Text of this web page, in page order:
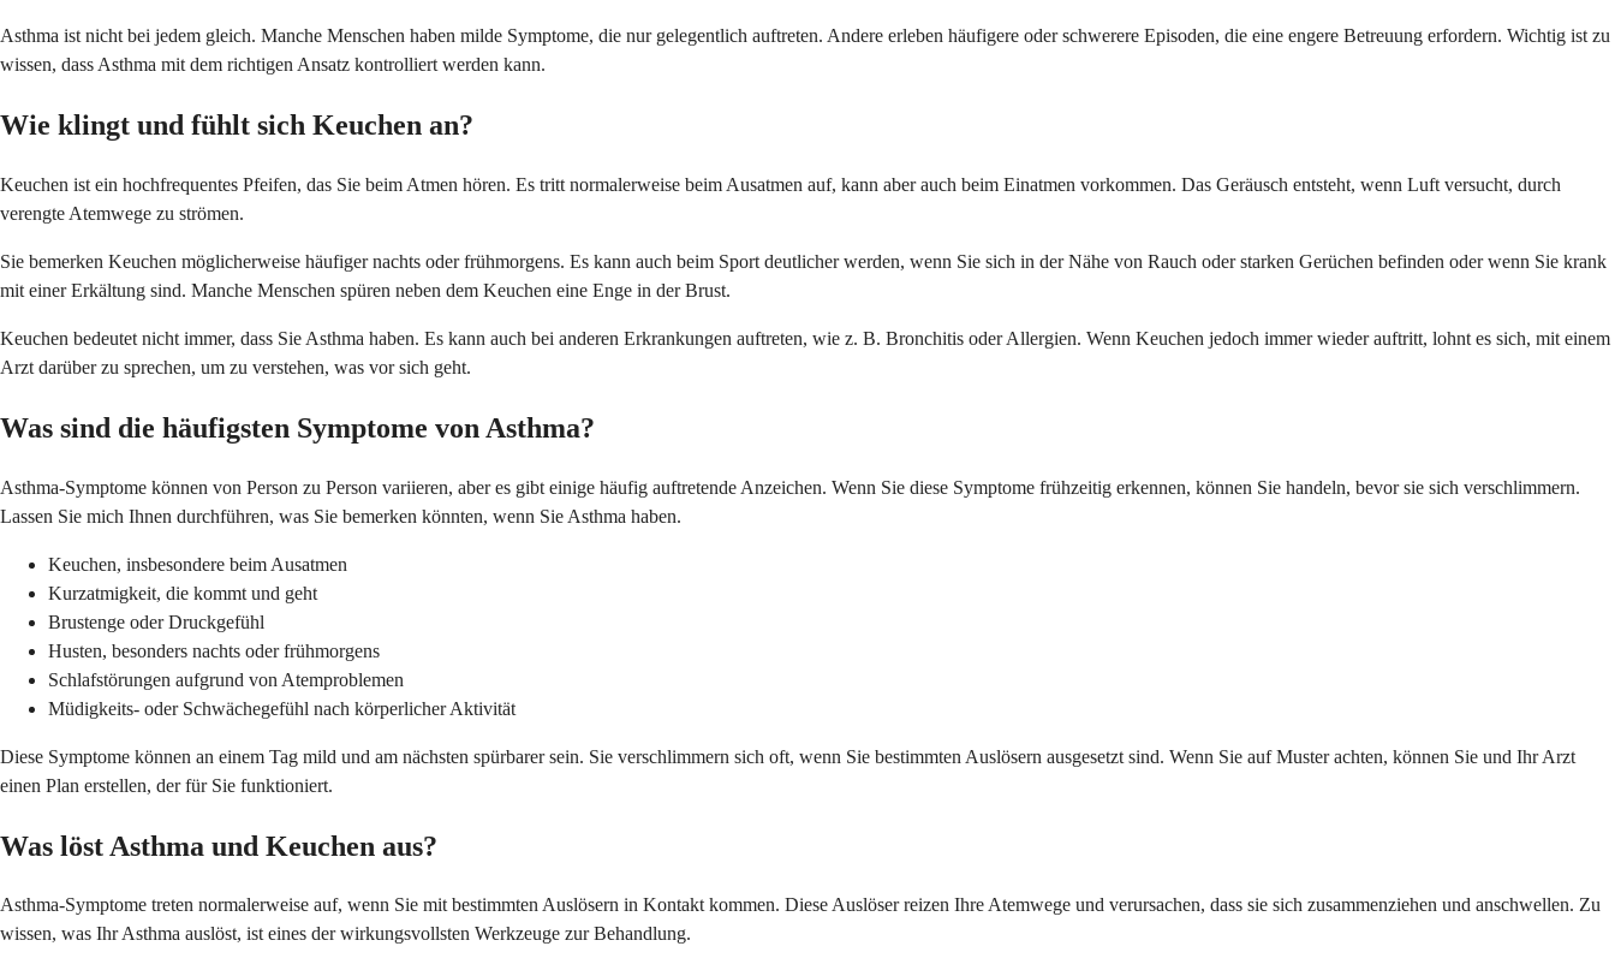
Asthma ist nicht bei jedem gleich. Manche Menschen haben milde Symptome, die nur gelegentlich auftreten. Andere erleben häufigere oder schwerere Episoden, die eine engere Betreuung erfordern. Wichtig ist zu
wissen, dass Asthma mit dem richtigen Ansatz kontrolliert werden kann.
Wie klingt und fühlt sich Keuchen an?
Keuchen ist ein hochfrequentes Pfeifen, das Sie beim Atmen hören. Es tritt normalerweise beim Ausatmen auf, kann aber auch beim Einatmen vorkommen. Das Geräusch entsteht, wenn Luft versucht, durch
verengte Atemwege zu strömen.
Sie bemerken Keuchen möglicherweise häufiger nachts oder frühmorgens. Es kann auch beim Sport deutlicher werden, wenn Sie sich in der Nähe von Rauch oder starken Gerüchen befinden oder wenn Sie krank
mit einer Erkältung sind. Manche Menschen spüren neben dem Keuchen eine Enge in der Brust.
Keuchen bedeutet nicht immer, dass Sie Asthma haben. Es kann auch bei anderen Erkrankungen auftreten, wie z. B. Bronchitis oder Allergien. Wenn Keuchen jedoch immer wieder auftritt, lohnt es sich, mit einem
Arzt darüber zu sprechen, um zu verstehen, was vor sich geht.
Was sind die häufigsten Symptome von Asthma?
Asthma-Symptome können von Person zu Person variieren, aber es gibt einige häufig auftretende Anzeichen. Wenn Sie diese Symptome frühzeitig erkennen, können Sie handeln, bevor sie sich verschlimmern.
Lassen Sie mich Ihnen durchführen, was Sie bemerken könnten, wenn Sie Asthma haben.
Keuchen, insbesondere beim Ausatmen
Kurzatmigkeit, die kommt und geht
Brustenge oder Druckgefühl
Husten, besonders nachts oder frühmorgens
Schlafstörungen aufgrund von Atemproblemen
Müdigkeits- oder Schwächegefühl nach körperlicher Aktivität
Diese Symptome können an einem Tag mild und am nächsten spürbarer sein. Sie verschlimmern sich oft, wenn Sie bestimmten Auslösern ausgesetzt sind. Wenn Sie auf Muster achten, können Sie und Ihr Arzt
einen Plan erstellen, der für Sie funktioniert.
Was löst Asthma und Keuchen aus?
Asthma-Symptome treten normalerweise auf, wenn Sie mit bestimmten Auslösern in Kontakt kommen. Diese Auslöser reizen Ihre Atemwege und verursachen, dass sie sich zusammenziehen und anschwellen. Zu
wissen, was Ihr Asthma auslöst, ist eines der wirkungsvollsten Werkzeuge zur Behandlung.